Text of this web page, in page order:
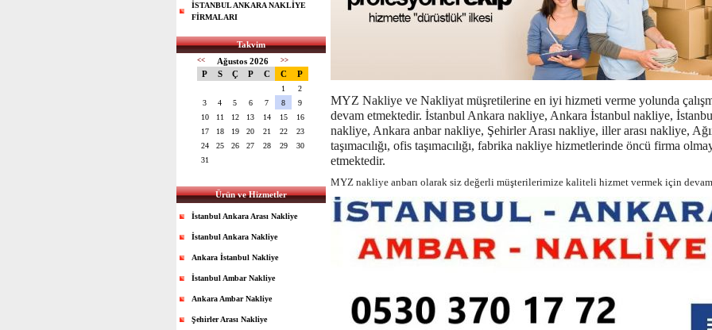
İSTANBUL ANKARA NAKLİYE
FİRMALARI
Takvim
<< Ağustos 2026 >>
P S Ç P C C P
1
2
3
4 5 6 7 8
9
10
11 12 13 14 15
16
17
18 19 20 21 22
23
24
25 26 27 28 29
30
31
Ürün ve Hizmetler
İstanbul Ankara Arası Nakliye
İstanbul Ankara Nakliye
Ankara İstanbul Nakliye
İstanbul Ambar Nakliye
Ankara Ambar Nakliye
Şehirler Arası Nakliye
MYZ Nakliye ve Nakliyat müşretilerine en iyi hizmeti verme yolunda
devam etmektedir. İstanbul Ankara nakliye, Ankara İstanbul nakliye,
nakliye, Ankara anbar nakliye, Şehirler Arası nakliye, iller arası nakliye,
taşımacılığı, ofis taşımacılığı, fabrika nakliye hizmetlerinde öncü firma
etmektedir.
MYZ nakliye anbarı olarak siz değerli müşterilerimize kaliteli hizmet vermek için